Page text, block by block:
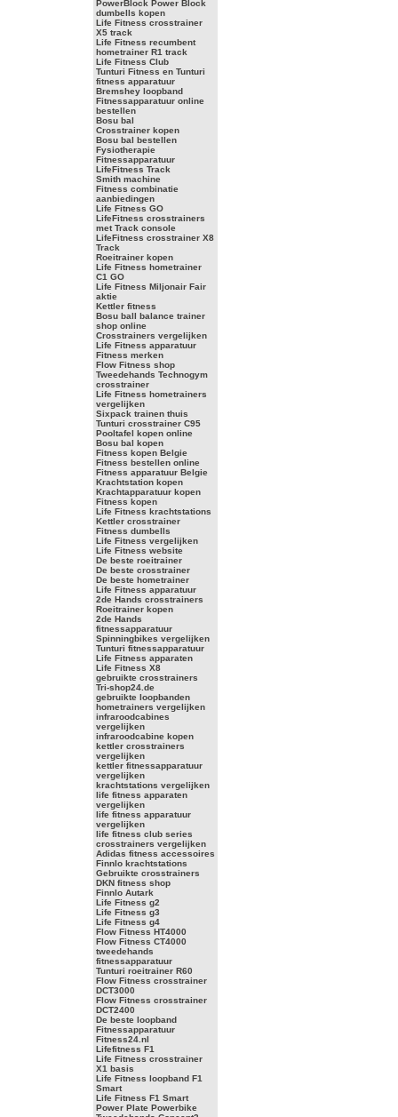
PowerBlock Power Block
dumbells kopen
Life Fitness crosstrainer
X5 track
Life Fitness recumbent
hometrainer R1 track
Life Fitness Club
Tunturi Fitness en Tunturi
fitness apparatuur
Bremshey loopband
Fitnessapparatuur online
bestellen
Bosu bal
Crosstrainer kopen
Bosu bal bestellen
Fysiotherapie
Fitnessapparatuur
LifeFitness Track
Smith machine
Fitness combinatie
aanbiedingen
Life Fitness GO
LifeFitness crosstrainers
met Track console
LifeFitness crosstrainer X8
Track
Roeitrainer kopen
Life Fitness hometrainer
C1 GO
Life Fitness Miljonair Fair
aktie
Kettler fitness
Bosu ball balance trainer
shop online
Crosstrainers vergelijken
Life Fitness apparatuur
Fitness merken
Flow Fitness shop
Tweedehands Technogym
crosstrainer
Life Fitness hometrainers
vergelijken
Sixpack trainen thuis
Tunturi crosstrainer C95
Pooltafel kopen online
Bosu bal kopen
Fitness kopen Belgie
Fitness bestellen online
Fitness apparatuur Belgie
Krachtstation kopen
Krachtapparatuur kopen
Fitness kopen
Life Fitness krachtstations
Kettler crosstrainer
Fitness dumbells
Life Fitness vergelijken
Life Fitness website
De beste roeitrainer
De beste crosstrainer
De beste hometrainer
Life Fitness apparatuur
2de Hands crosstrainers
Roeitrainer kopen
2de Hands
fitnessapparatuur
Spinningbikes vergelijken
Tunturi fitnessapparatuur
Life Fitness apparaten
Life Fitness X8
gebruikte crosstrainers
Tri-shop24.de
gebruikte loopbanden
hometrainers vergelijken
infraroodcabines
vergelijken
infraroodcabine kopen
kettler crosstrainers
vergelijken
kettler fitnessapparatuur
vergelijken
krachtstations vergelijken
life fitness apparaten
vergelijken
life fitness apparatuur
vergelijken
life fitness club series
crosstrainers vergelijken
Adidas fitness accessoires
Finnlo krachtstations
Gebruikte crosstrainers
DKN fitness shop
Finnlo Autark
Life Fitness g2
Life Fitness g3
Life Fitness g4
Flow Fitness HT4000
Flow Fitness CT4000
tweedehands
fitnessapparatuur
Tunturi roeitrainer R60
Flow Fitness crosstrainer
DCT3000
Flow Fitness crosstrainer
DCT2400
De beste loopband
Fitnessapparatuur
Fitness24.nl
Lifefitness F1
Life Fitness crosstrainer
X1 basis
Life Fitness loopband F1
Smart
Life Fitness F1 Smart
Power Plate Powerbike